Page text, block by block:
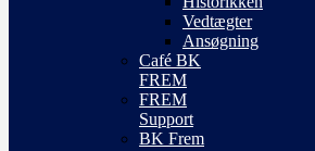
Vedtægter
Ansøgning
Café BK
FREM
FREM
Support
BK Frem